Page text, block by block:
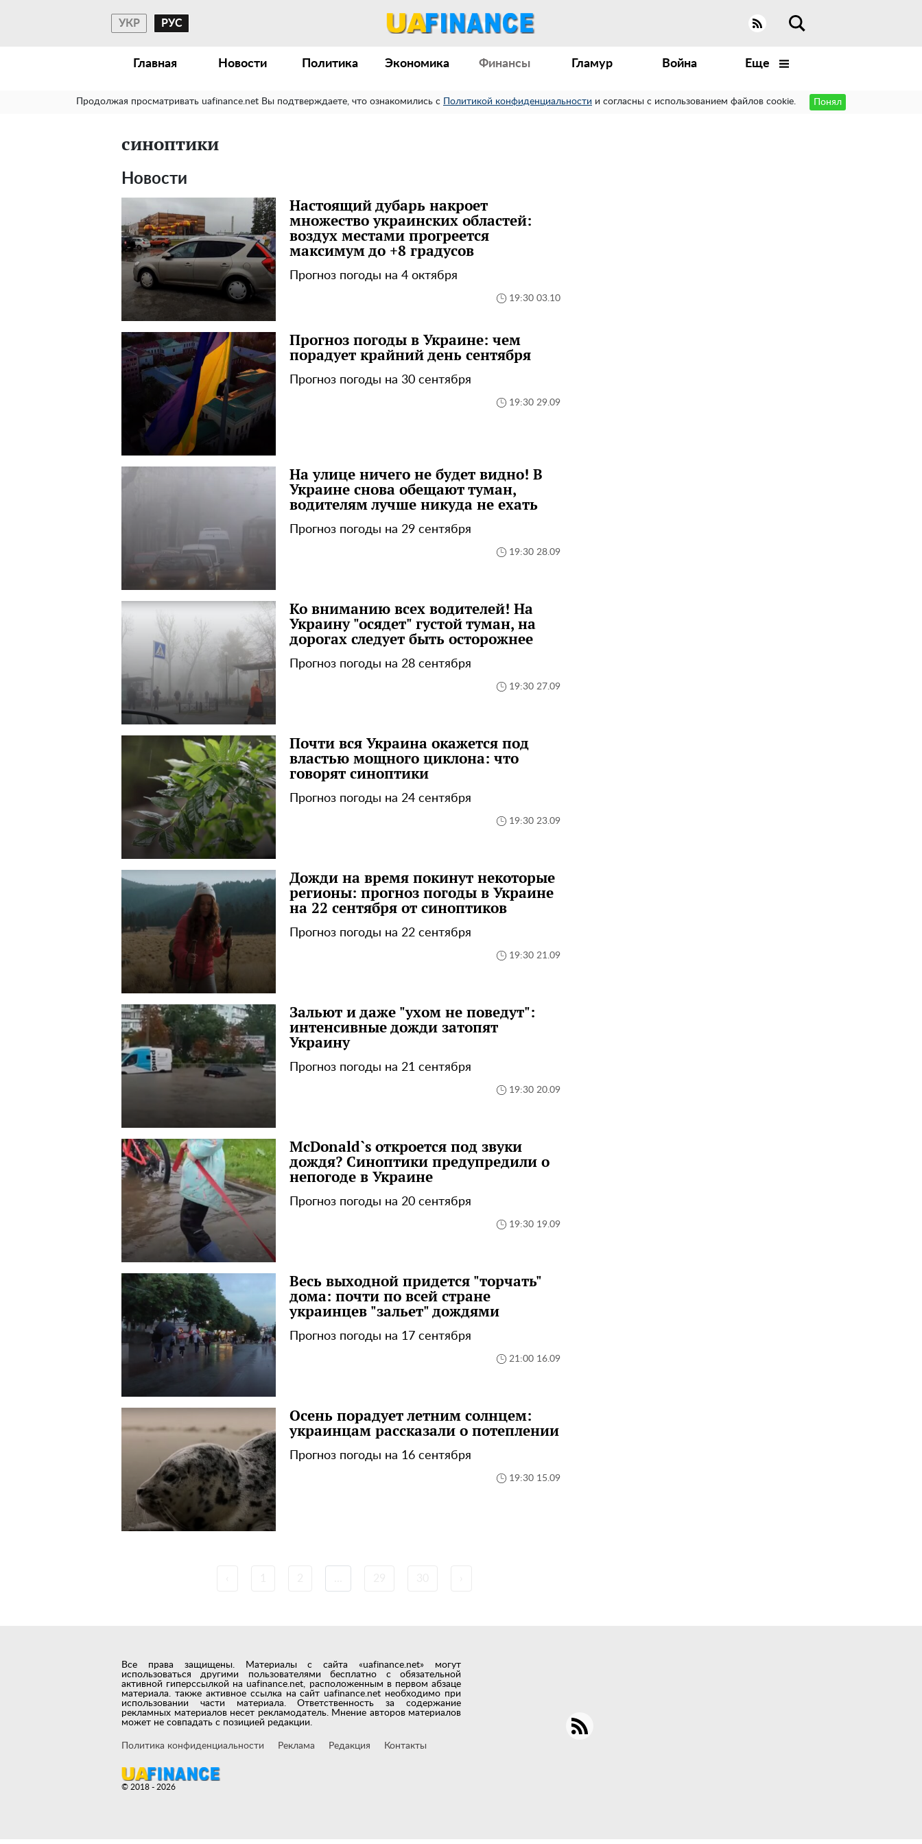
УКР РУС
Главная Новости Политика Экономика Финансы Гламур Война Еще
Продолжая просматривать uafinance.net Вы подтверждаете, что ознакомились с Политикой конфиденциальности и согласны с использованием файлов cookie. Понял
синоптики
Новости
Настоящий дубарь накроет
множество украинских областей:
воздух местами прогреется
максимум до +8 градусов
Прогноз погоды на 4 октября
19:30 03.10
Прогноз погоды в Украине: чем
порадует крайний день сентября
Прогноз погоды на 30 сентября
19:30 29.09
На улице ничего не будет видно! В
Украине снова обещают туман,
водителям лучше никуда не ехать
Прогноз погоды на 29 сентября
19:30 28.09
Ко вниманию всех водителей! На
Украину "осядет" густой туман, на
дорогах следует быть осторожнее
Прогноз погоды на 28 сентября
19:30 27.09
Почти вся Украина окажется под
властью мощного циклона: что
говорят синоптики
Прогноз погоды на 24 сентября
19:30 23.09
Дожди на время покинут некоторые
регионы: прогноз погоды в Украине
на 22 сентября от синоптиков
Прогноз погоды на 22 сентября
19:30 21.09
Зальют и даже "ухом не поведут":
интенсивные дожди затопят
Украину
Прогноз погоды на 21 сентября
19:30 20.09
McDonald`s откроется под звуки
дождя? Синоптики предупредили о
непогоде в Украине
Прогноз погоды на 20 сентября
19:30 19.09
Весь выходной придется "торчать"
дома: почти по всей стране
украинцев "зальет" дождями
Прогноз погоды на 17 сентября
21:00 16.09
Осень порадует летним солнцем:
украинцам рассказали о потеплении
Прогноз погоды на 16 сентября
19:30 15.09
Все права защищены. Материалы с сайта «uafinance.net» могут
использоваться другими пользователями бесплатно с обязательной
активной гиперссылкой на uafinance.net, расположенным в первом абзаце
материала. также активное ссылка на сайт uafinance.net необходимо при
использовании части материала. Ответственность за содержание
рекламных материалов несет рекламодатель. Мнение авторов материалов
может не совпадать с позицией редакции.
Политика конфиденциальности Реклама Редакция Контакты
© 2018 - 2026